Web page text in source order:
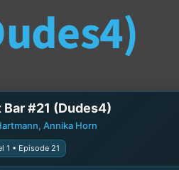
#21 (Dudes4)
Annika Horn
1 • Episode 21